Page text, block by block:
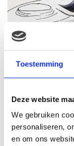
Toestemming
Deze website
We gebruiken
personaliseren,
en om ons